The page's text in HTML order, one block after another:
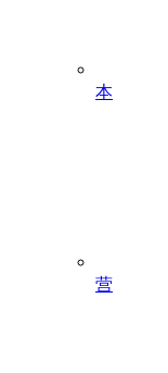
本
营